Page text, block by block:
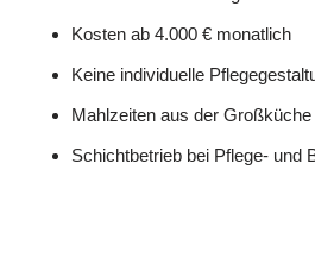
Kosten ab 4.000 € monatlich
Keine individuelle
Mahlzeiten aus der
Schichtbetrieb bei Pflege- und